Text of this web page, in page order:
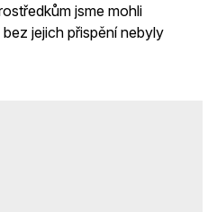
jsme mohli
jejich přispění nebyly